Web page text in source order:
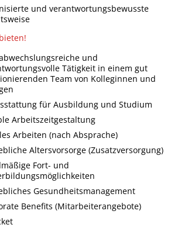
und verantwortungsbewusste
und
Tätigkeit in einem gut
Team von Kolleginnen und
für Ausbildung und Studium
Arbeitszeitgestaltung
Arbeiten (nach Absprache)
Altersvorsorge (Zusatzversorgung)
Fort- und
Gesundheitsmanagement
Benefits (Mitarbeiterangebote)